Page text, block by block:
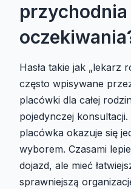
przychodnia
Hasła takie jak „lekarz
często wpisywane
placówki dla całej
pojedynczej
placówka okazuje się
wyborem. Czasami
dojazd, ale mieć
sprawniejszą